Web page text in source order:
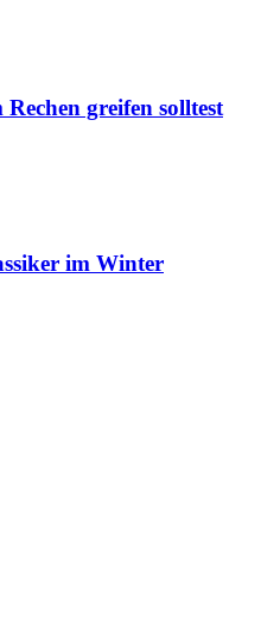
greifen solltest
im Winter